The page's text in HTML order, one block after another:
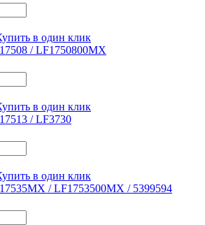
в один клик
/ LF1750800MX
в один клик
/ LF3730
в один клик
/ LF1753500MX / 5399594